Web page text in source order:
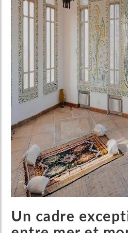
Un cadre